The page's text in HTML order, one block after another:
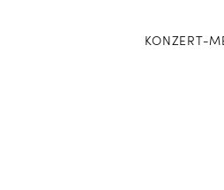
KONZERT-